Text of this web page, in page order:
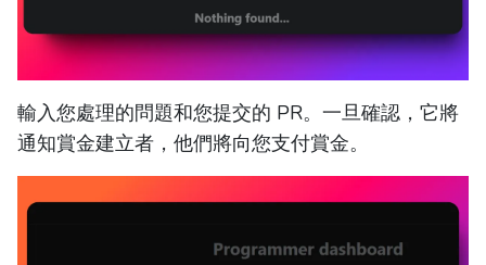
輸入您處理的問題和您提交的 PR。一旦確認，它將
通知賞金建立者，他們將向您支付賞金。